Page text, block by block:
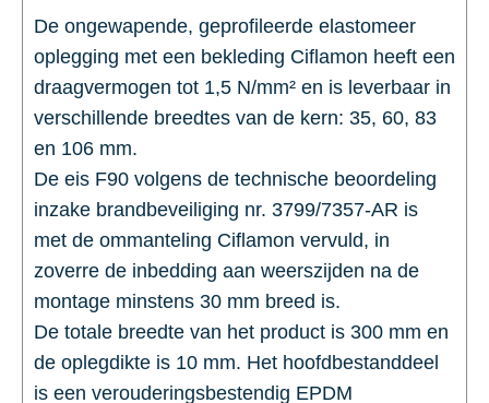
De ongewapende, geprofileerde elastomeer
oplegging met een bekleding Ciflamon heeft een
draagvermogen tot 1,5 N/mm² en is leverbaar in
verschillende breedtes van de kern: 35, 60, 83
en 106 mm.
De eis F90 volgens de technische beoordeling
inzake brandbeveiliging nr. 3799/7357-AR is
met de ommanteling Ciflamon vervuld, in
zoverre de inbedding aan weerszijden na de
montage minstens 30 mm breed is.
De totale breedte van het product is 300 mm en
de oplegdikte is 10 mm. Het hoofdbestanddeel
is een verouderingsbestendig EPDM